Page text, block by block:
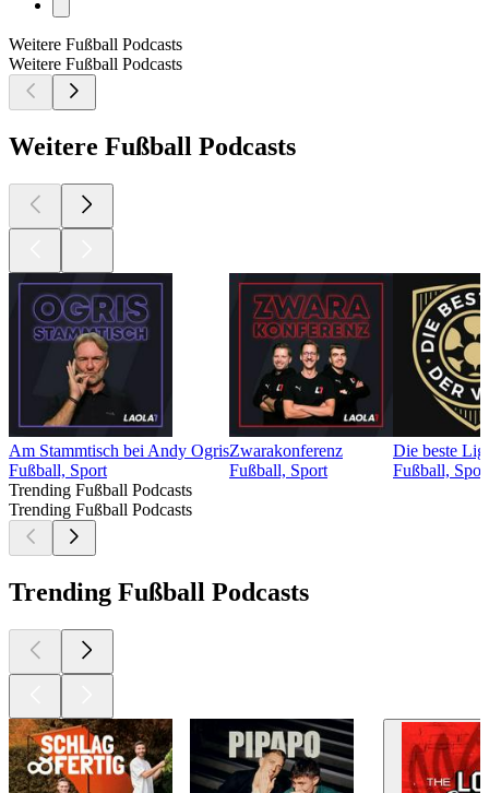
Weitere Fußball Podcasts
Weitere Fußball Podcasts
Weitere Fußball Podcasts
Am Stammtisch bei Andy Ogris
Fußball, Sport
Zwarakonferenz
Fußball, Sport
Die beste
Fußball,
Trending Fußball Podcasts
Trending Fußball Podcasts
Trending Fußball Podcasts